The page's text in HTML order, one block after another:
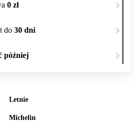
Letnie
Michelin
0 zł
do 30 dni
później